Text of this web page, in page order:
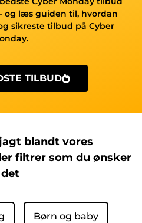
og læs guiden til, hvordan
sikreste tilbud på Cyber
TILBUD
blandt vores
filtrer som du ønsker
det
Børn og baby